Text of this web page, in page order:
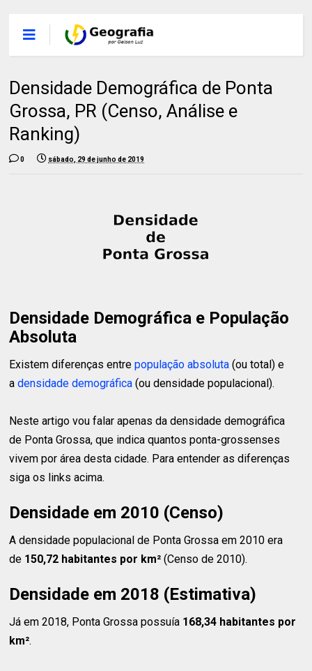
Densidade Demográfica de Ponta
Grossa, PR (Censo, Análise e
Ranking)
0 sábado, 29 de junho de 2019
Densidade Demográfica e População
Absoluta
Existem diferenças entrepopulação absoluta (ou total) e
adensidade demográfica (ou densidade populacional).
Neste artigo vou falar apenas da densidade demográfica
de Ponta Grossa, que indica quantos ponta-grossenses
vivem por área desta cidade. Para entender as diferenças
siga os links acima.
Densidade em 2010 (Censo)
A densidade populacional de Ponta Grossa em 2010 era
de 150,72 habitantes por km² (Censo de 2010).
Densidade em 2018 (Estimativa)
Já em 2018, Ponta Grossa possuía 168,34 habitantes por
km².